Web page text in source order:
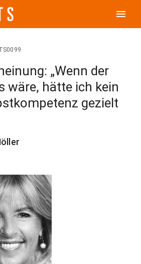
menu
„Wenn der
wäre, hätte ich kein
gezielt